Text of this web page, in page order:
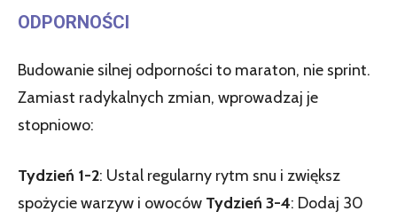
ODPORNOŚCI
Budowanie silnej odporności to maraton, nie sprint.
Zamiast radykalnych zmian, wprowadzaj je
stopniowo:
Tydzień 1-2: Ustal regularny rytm snu i zwiększ
spożycie warzyw i owoców Tydzień 3-4: Dodaj 30